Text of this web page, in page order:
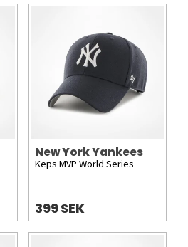
New York Yankees
Keps MVP World Series
399 SEK